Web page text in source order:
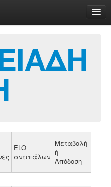
ELO
αντιπάλων
Μεταβολή
ή
Απόδοση